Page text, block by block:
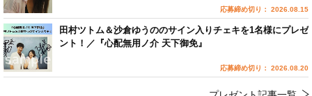
応募締め切り： 2026.08.15
田村ツトム＆沙倉ゆうののサイン入りチェキを1名様にプレゼ
ント！／『心配無用ノ介 天下御免』
応募締め切り： 2026.08.20